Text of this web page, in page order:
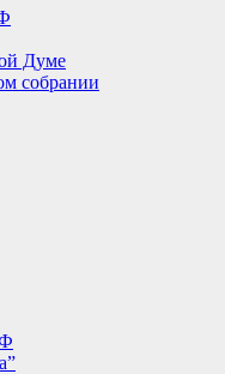
Думе
собрании